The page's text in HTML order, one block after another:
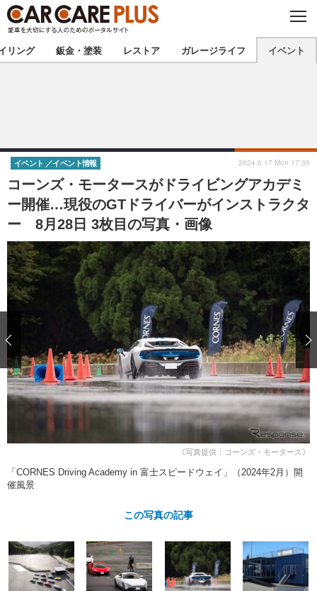
C
O
S
E
★カーケアプラス認定★ 厳選プロショップを地域から探す
甲信越 北陸
東海 関西
中国 四国
九州 沖縄
注目の記事
ショップレポート 愛車 File
自動車豆知識 ストップ！不具合修理＆粗悪修理
鈑金・塗装
ディテイリング
ディテイリング 洗車
ヘッドライト磨き コーティング
フィルム・ラッピング
鈑金・塗装
小キズ直し 防錆
特集記事
ストップ 不具合修理＆粗悪修理
カーメーカー「旧車」関連プロジェ
クト
ショップレポート プロショップ検索
レストア
カーメーカー「旧車」関連プロジ
コラム
イベント
リング 鈑金・塗装 レストア ガレージライフ イベント
コーンズ・モータースがドライビングアカデミ
ー開催…現役のGTドライバーがインストラクタ
ー 8月28日 3枚目の写真・画像
イベント イベント情報 2024.6.17 Mon 17:30
《写真提供：コーンズ・モータース》
「CORNES Driving Academy in 富士スピードウェイ」（2024年2月）開
催風景
この写真の記事